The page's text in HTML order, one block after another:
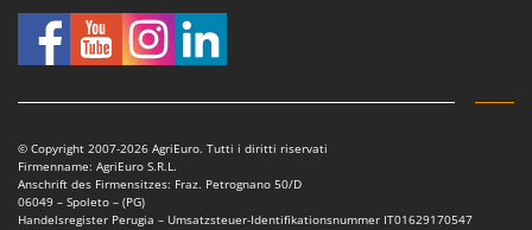
Wurstfüller
Z
Zubehör für Rasentraktoren
Lisam
Lotusgrill
Macom
Macte Ovens
© Copyright 2007-2026 AgriEuro. Tutti i diritti riservati
Firmenname: AgriEuro S.R.L.
Anschrift des Firmensitzes: Fraz. Petrognano 50/D
06049 – Spoleto – (PG)
Handelsregister Perugia – Umsatzsteuer-Identifikationsnummer IT01629170547